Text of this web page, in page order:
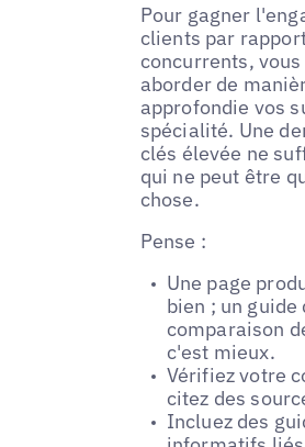
Pour gagner
clients par
concurrents, vous
aborder de
approfondie vos
spécialité. Une
clés élevée ne
qui ne peut être
chose.
Pense :
Une page
bien ; un guide
comparaison
c'est mieux.
Vérifiez votre
citez des
Incluez des